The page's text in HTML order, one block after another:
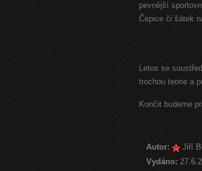
pevnější
Čepice či šátek
Letos se
trochou teorie a
Končit budeme
Autor:
Jiří
Vydáno: